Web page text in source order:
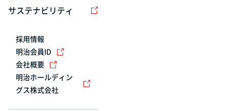
サステナビリティ
採用情報
明治会員ID
会社概要
明治ホールディン
グス株式会社